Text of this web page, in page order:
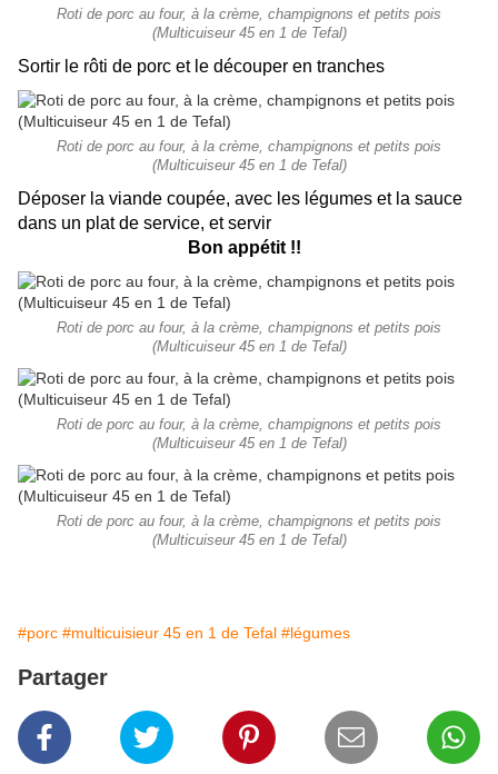
Roti de porc au four, à la crème, champignons et petits pois
(Multicuiseur 45 en 1 de Tefal)
Sortir le rôti de porc et le découper en tranches
Roti de porc au four, à la crème, champignons et petits pois
(Multicuiseur 45 en 1 de Tefal)
Déposer la viande coupée, avec les légumes et la sauce
dans un plat de service, et servir
Bon appétit !!
Roti de porc au four, à la crème, champignons et petits pois
(Multicuiseur 45 en 1 de Tefal)
Roti de porc au four, à la crème, champignons et petits pois
(Multicuiseur 45 en 1 de Tefal)
Roti de porc au four, à la crème, champignons et petits pois
(Multicuiseur 45 en 1 de Tefal)
#porc #multicuisieur 45 en 1 de Tefal #légumes
Partager